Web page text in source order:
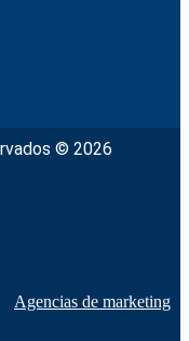
© 2026
Agencias de marketing